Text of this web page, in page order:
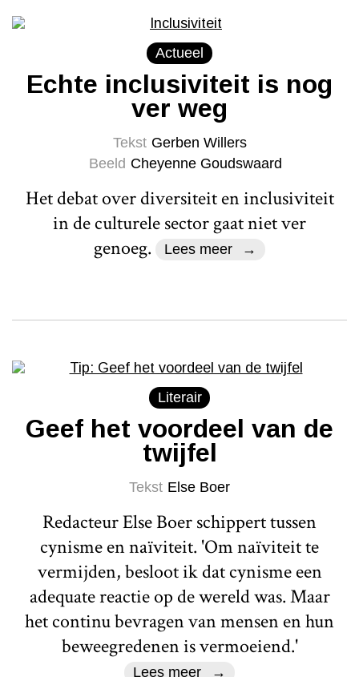
Actueel
Echte inclusiviteit is nog
ver weg
Tekst Gerben Willers
Beeld Cheyenne Goudswaard
Het debat over diversiteit en inclusiviteit
in de culturele sector gaat niet ver
genoeg.
Lees meer
Literair
Geef het voordeel van de
twijfel
Tekst Else Boer
Redacteur Else Boer schippert tussen
cynisme en naïviteit. 'Om naïviteit te
vermijden, besloot ik dat cynisme een
adequate reactie op de wereld was. Maar
het continu bevragen van mensen en hun
beweegredenen is vermoeiend.'
Lees meer